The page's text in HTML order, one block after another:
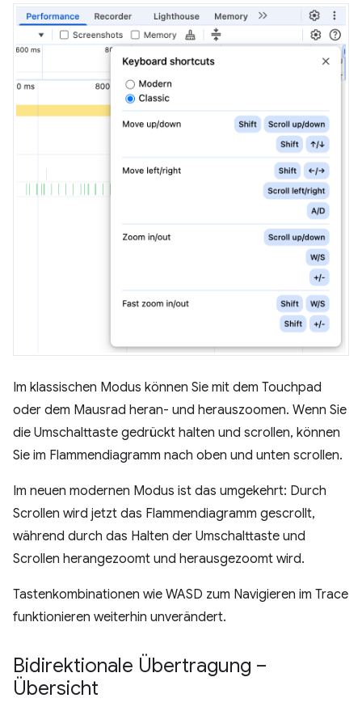
Im klassischen Modus können Sie mit dem Touchpad
oder dem Mausrad heran- und herauszoomen. Wenn Sie
die Umschalttaste gedrückt halten und scrollen, können
Sie im Flammendiagramm nach oben und unten scrollen.
Im neuen modernen Modus ist das umgekehrt: Durch
Scrollen wird jetzt das Flammendiagramm gescrollt,
während durch das Halten der Umschalttaste und
Scrollen herangezoomt und herausgezoomt wird.
Tastenkombinationen wie WASD zum Navigieren im Trace
funktionieren weiterhin unverändert.
Bidirektionale Übertragung –
Übersicht